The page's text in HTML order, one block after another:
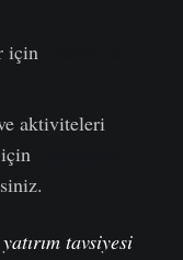
için
aktiviteleri
tavsiyesi